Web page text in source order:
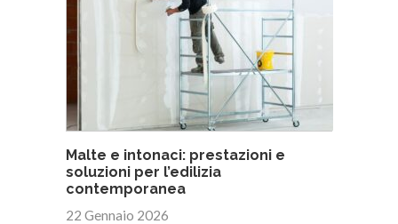
Malte e intonaci: prestazioni e
soluzioni per l’edilizia
contemporanea
22 Gennaio 2026